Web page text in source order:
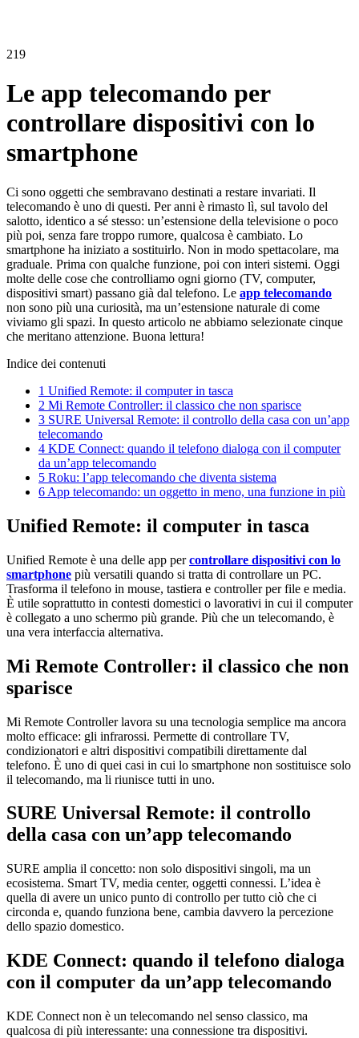
219
Le app telecomando per
controllare dispositivi con lo
smartphone
Ci sono oggetti che sembravano destinati a restare invariati. Il
telecomando è uno di questi. Per anni è rimasto lì, sul tavolo del
salotto, identico a sé stesso: un’estensione della televisione o poco
più poi, senza fare troppo rumore, qualcosa è cambiato. Lo
smartphone ha iniziato a sostituirlo. Non in modo spettacolare, ma
graduale. Prima con qualche funzione, poi con interi sistemi. Oggi
molte delle cose che controlliamo ogni giorno (TV, computer,
dispositivi smart) passano già dal telefono. Le app telecomando
non sono più una curiosità, ma un’estensione naturale di come
viviamo gli spazi. In questo articolo ne abbiamo selezionate cinque
che meritano attenzione. Buona lettura!
Indice dei contenuti
1 Unified Remote: il computer in tasca
2 Mi Remote Controller: il classico che non sparisce
3 SURE Universal Remote: il controllo della casa con un’app
telecomando
4 KDE Connect: quando il telefono dialoga con il computer
da un’app telecomando
5 Roku: l’app telecomando che diventa sistema
6 App telecomando: un oggetto in meno, una funzione in più
Unified Remote: il computer in tasca
Unified Remote è una delle app percontrollare dispositivi con lo
smartphone più versatili quando si tratta di controllare un PC.
Trasforma il telefono in mouse, tastiera e controller per file e media.
È utile soprattutto in contesti domestici o lavorativi in cui il computer
è collegato a uno schermo più grande. Più che un telecomando, è
una vera interfaccia alternativa.
Mi Remote Controller: il classico che non
sparisce
Mi Remote Controller lavora su una tecnologia semplice ma ancora
molto efficace: gli infrarossi. Permette di controllare TV,
condizionatori e altri dispositivi compatibili direttamente dal
telefono. È uno di quei casi in cui lo smartphone non sostituisce solo
il telecomando, ma li riunisce tutti in uno.
SURE Universal Remote: il controllo
della casa con un’app telecomando
SURE amplia il concetto: non solo dispositivi singoli, ma un
ecosistema. Smart TV, media center, oggetti connessi. L’idea è
quella di avere un unico punto di controllo per tutto ciò che ci
circonda e, quando funziona bene, cambia davvero la percezione
dello spazio domestico.
KDE Connect: quando il telefono dialoga
con il computer da un’app telecomando
KDE Connect non è un telecomando nel senso classico, ma
qualcosa di più interessante: una connessione tra dispositivi.